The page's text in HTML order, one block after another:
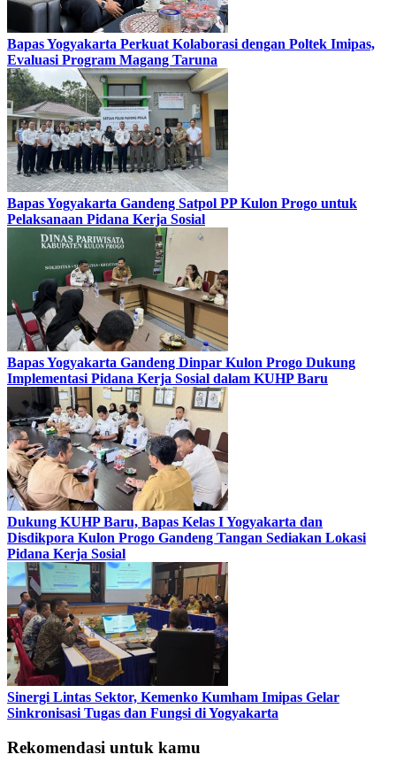
Bapas Yogyakarta Perkuat Kolaborasi dengan Poltek Imipas,
Evaluasi Program Magang Taruna
Bapas Yogyakarta Gandeng Satpol PP Kulon Progo untuk
Pelaksanaan Pidana Kerja Sosial
Bapas Yogyakarta Gandeng Dinpar Kulon Progo Dukung
Implementasi Pidana Kerja Sosial dalam KUHP Baru
Dukung KUHP Baru, Bapas Kelas I Yogyakarta dan
Disdikpora Kulon Progo Gandeng Tangan Sediakan Lokasi
Pidana Kerja Sosial
Sinergi Lintas Sektor, Kemenko Kumham Imipas Gelar
Sinkronisasi Tugas dan Fungsi di Yogyakarta
Rekomendasi untuk kamu